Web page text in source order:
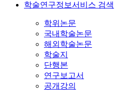
학술연구정보서비스 검색
학위논문
국내학술논문
해외학술논문
학술지
단행본
연구보고서
공개강의